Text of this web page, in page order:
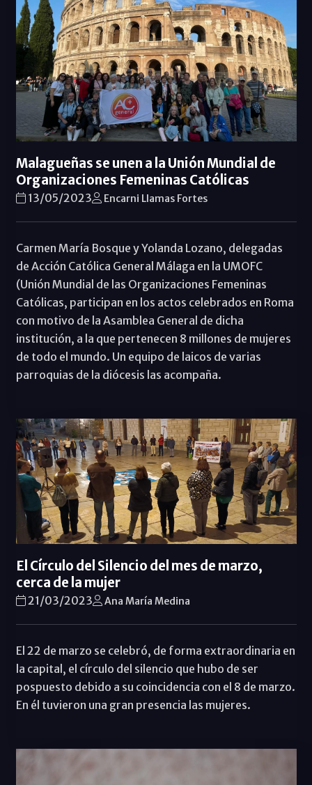
Malagueñas se unen a la Unión Mundial de
Organizaciones Femeninas Católicas
13/05/2023 Encarni Llamas Fortes
Carmen María Bosque y Yolanda Lozano, delegadas
de Acción Católica General Málaga en la UMOFC
(Unión Mundial de las Organizaciones Femeninas
Católicas, participan en los actos celebrados en Roma
con motivo de la Asamblea General de dicha
institución, a la que pertenecen 8 millones de mujeres
de todo el mundo. Un equipo de laicos de varias
parroquias de la diócesis las acompaña.
El Círculo del Silencio del mes de marzo,
cerca de la mujer
21/03/2023 Ana María Medina
El 22 de marzo se celebró, de forma extraordinaria en
la capital, el círculo del silencio que hubo de ser
pospuesto debido a su coincidencia con el 8 de marzo.
En él tuvieron una gran presencia las mujeres.